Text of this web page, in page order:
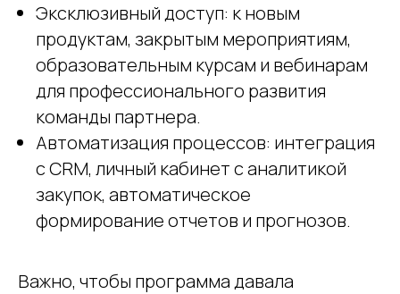
Эксклюзивный доступ: к новым
продуктам, закрытым мероприятиям,
образовательным курсам и вебинарам
для профессионального развития
команды партнера.
Автоматизация процессов: интеграция
с CRM, личный кабинет с аналитикой
закупок, автоматическое
формирование отчетов и прогнозов.
Важно, чтобы программа давала